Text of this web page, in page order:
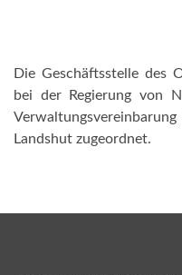
Die Geschäftsstelle des
bei der Regierung von
Landshut zugeordnet.